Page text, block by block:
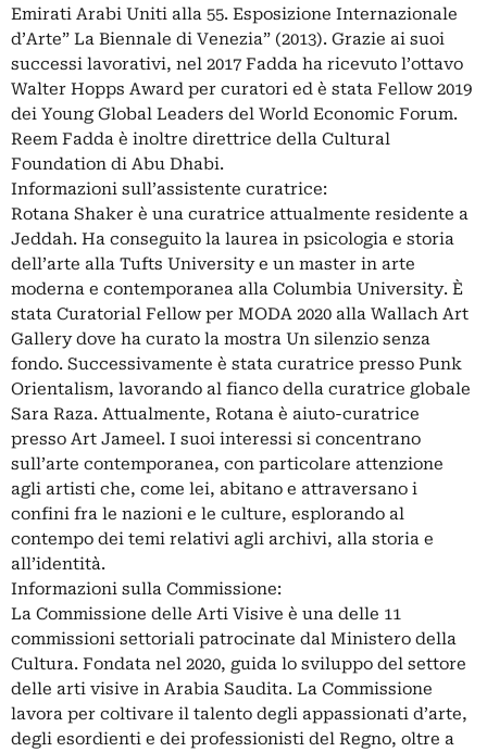
Emirati Arabi Uniti alla 55. Esposizione Internazionale
d’Arte” La Biennale di Venezia” (2013). Grazie ai suoi
successi lavorativi, nel 2017 Fadda ha ricevuto l’ottavo
Walter Hopps Award per curatori ed è stata Fellow 2019
dei Young Global Leaders del World Economic Forum.
Reem Fadda è inoltre direttrice della Cultural
Foundation di Abu Dhabi.
Informazioni sull’assistente curatrice:
Rotana Shaker è una curatrice attualmente residente a
Jeddah. Ha conseguito la laurea in psicologia e storia
dell’arte alla Tufts University e un master in arte
moderna e contemporanea alla Columbia University. È
stata Curatorial Fellow per MODA 2020 alla Wallach Art
Gallery dove ha curato la mostra Un silenzio senza
fondo. Successivamente è stata curatrice presso Punk
Orientalism, lavorando al fianco della curatrice globale
Sara Raza. Attualmente, Rotana è aiuto-curatrice
presso Art Jameel. I suoi interessi si concentrano
sull’arte contemporanea, con particolare attenzione
agli artisti che, come lei, abitano e attraversano i
confini fra le nazioni e le culture, esplorando al
contempo dei temi relativi agli archivi, alla storia e
all’identità.
Informazioni sulla Commissione:
La Commissione delle Arti Visive è una delle 11
commissioni settoriali patrocinate dal Ministero della
Cultura. Fondata nel 2020, guida lo sviluppo del settore
delle arti visive in Arabia Saudita. La Commissione
lavora per coltivare il talento degli appassionati d’arte,
degli esordienti e dei professionisti del Regno, oltre a